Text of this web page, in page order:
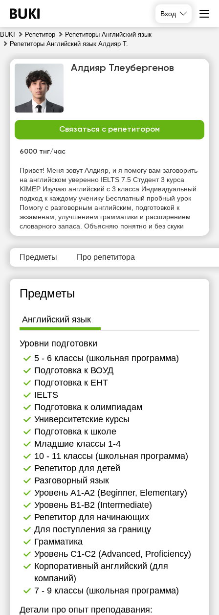
Вход
BUKI Репетитор
Репетиторы Английский язык
Репетиторы Английский язык Алдияр Т.
Алдияр Тлеубергенов
Связаться с репетитором
6000 тнг/час
Привет! Меня зовут Алдияр, и я помогу вам заговорить
на английском уверенно IELTS 7.5 Студент 3 курса
KIMEP Изучаю английский с 3 класса Индивидуальный
подход к каждому ученику Бесплатный пробный урок
Помогу с разговорным английским, подготовкой к
экзаменам, улучшением грамматики и расширением
словарного запаса. Объясняю понятно и без скуки
Предметы Про репетитора
Предметы
Английский язык
Уровни подготовки
5 - 6 классы (школьная программа)
Подготовка к ВОУД
Подготовка к ЕНТ
IELTS
Подготовка к олимпиадам
Университетские курсы
Подготовка к школе
Младшие классы 1-4
10 - 11 классы (школьная программа)
Репетитор для детей
Разговорный язык
Уровень А1-А2 (Beginner, Elementary)
Уровень B1-B2 (Intermediate)
Репетитор для начинающих
Для поступления за границу
Грамматика
Уровень C1-C2 (Advanced, Proficiency)
Корпоративный английский (для
компаний)
7 - 9 классы (школьная программа)
Детали про опыт преподавания:
сб
вс
Нет
свободных
часов
Нет
свободных
часов
Нет
свободных
часов
Нет
свободных
часов